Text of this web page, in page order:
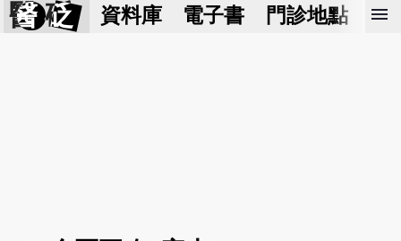
醫 砭 資料庫 電子書 門診地點 預
menu